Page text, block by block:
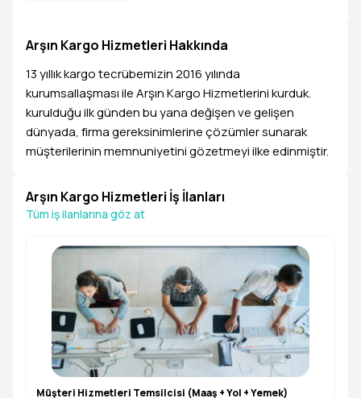
Arşın Kargo Hizmetleri Hakkında
13 yıllık kargo tecrübemizin 2016 yılında
kurumsallaşması ile Arşın Kargo Hizmetlerini kurduk.
kurulduğu ilk günden bu yana değişen ve gelişen
dünyada, firma gereksinimlerine çözümler sunarak
müşterilerinin memnuniyetini gözetmeyi ilke edinmiştir.
Arşın Kargo Hizmetleri İş İlanları
Tüm iş ilanlarına göz at
Müşteri Hizmetleri Temsilcisi (Maaş + Yol + Yemek)